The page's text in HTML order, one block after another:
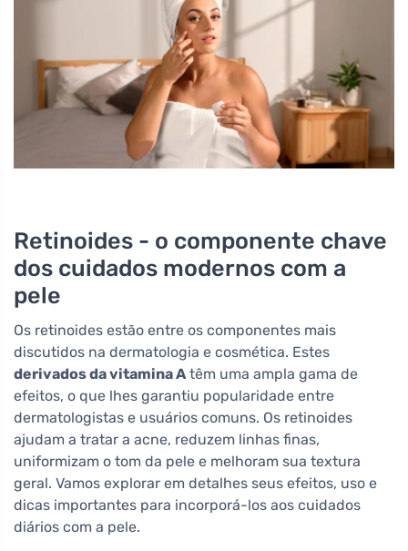
Retinoides - o componente chave
dos cuidados modernos com a
pele
Os retinoides estão entre os componentes mais
discutidos na dermatologia e cosmética. Estes
derivados da vitamina Atêm uma ampla gama de
efeitos, o que lhes garantiu popularidade entre
dermatologistas e usuários comuns. Os retinoides
ajudam a tratar a acne, reduzem linhas finas,
uniformizam o tom da pele e melhoram sua textura
geral. Vamos explorar em detalhes seus efeitos, uso e
dicas importantes para incorporá-los aos cuidados
diários com a pele.